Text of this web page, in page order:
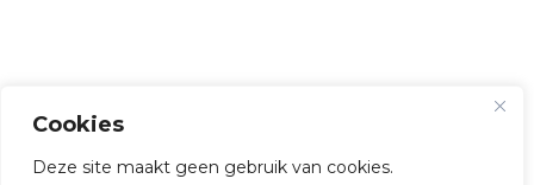
Cookies
Deze site maakt geen gebruik van cookies.